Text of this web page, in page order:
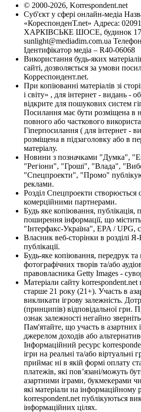
© 2000-2026, Korrespondent.net
Суб'єкт у сфері онлайн-медіа
«КореспонденТ.net» Адреса:
ХАРКІВСЬКЕ ШОСЕ, будинок
sunlight@mediadim.com.ua
Ідентифікатор медіа – R40-06068
Використання будь-яких
сайті, дозволяється за умови
Корреспондент.net.
При копіюванні матеріалів зі
і світу» , для інтернет - видань -
відкрите для пошукових систем
Посилання має бути розміщена в
повного або часткового
Гіперпосилання ( для інтернет -
розміщена в підзаголовку або в
матеріалу.
Новини з позначками "Думка",
"Регіони", "Гроші", "Влада",
"Спецпроекти", "Промо"
реклами.
Розділ Спецпроекти створюється
комерційними партнерами.
Будь яке копіювання, публікація,
поширення інформації, що
"Інтерфакс-Україна", EPA / UPG,
Власник веб-сторінки в розділі
публікації.
Будь-яке копіювання, передрук та
фотографічних творів та/або
правовласника Getty Images -
Матеріали сайту korrespondent.net
старше 21 року (21+). Участь в
викликати ігрову залежність.
(принципів) відповідальної гри.
ознак залежності негайно
Пам'ятайте, що участь в азартних
джерелом доходів або
Інформаційний ресурс
ігри на реальні та/або віртуальні
приймає ні в якій формі оплату
платежів, які пов’язані/можуть
азартними іграми, букмекерами
які матеріали на інформаційному
korrespondent.net публікуються
інформаційних цілях.